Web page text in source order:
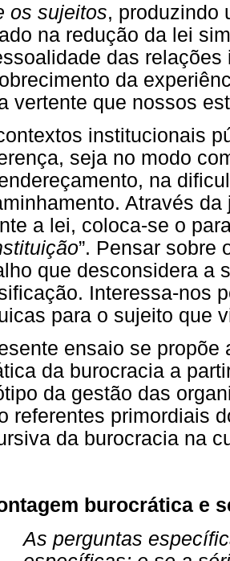
os sujeitos, produzindo
na redução da lei
das
da
vertente que nossos
institucionais
seja no modo
na
Através
a lei, coloca-se o
”. Pensar sobre
que desconsidera a
Interessa-nos
para o sujeito que
ensaio se
da burocracia a
da gestão das
referentes primordiais
da burocracia na
burocrática e
As perguntas